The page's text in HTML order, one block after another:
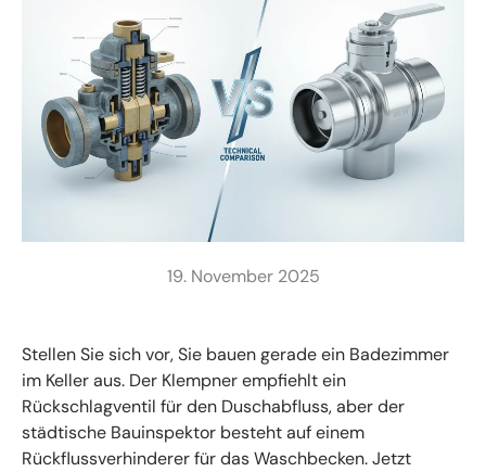
19. November 2025
Stellen Sie sich vor, Sie bauen gerade ein Badezimmer
im Keller aus. Der Klempner empfiehlt ein
Rückschlagventil für den Duschabfluss, aber der
städtische Bauinspektor besteht auf einem
Rückflussverhinderer für das Waschbecken. Jetzt